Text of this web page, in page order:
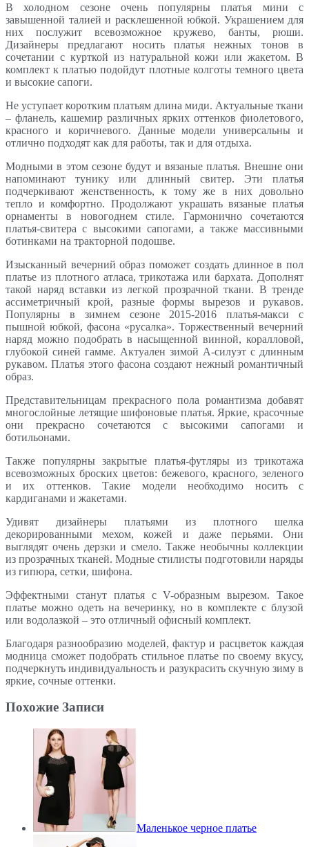
В холодном сезоне очень популярны платья мини с
завышенной талией и расклешенной юбкой. Украшением для
них послужит всевозможное кружево, банты, рюши.
Дизайнеры предлагают носить платья нежных тонов в
сочетании с курткой из натуральной кожи или жакетом. В
комплект к платью подойдут плотные колготы темного цвета
и высокие сапоги.
Не уступает коротким платьям длина миди. Актуальные ткани
– фланель, кашемир различных ярких оттенков фиолетового,
красного и коричневого. Данные модели универсальны и
отлично подходят как для работы, так и для отдыха.
Модными в этом сезоне будут и вязаные платья. Внешне они
напоминают тунику или длинный свитер. Эти платья
подчеркивают женственность, к тому же в них довольно
тепло и комфортно. Продолжают украшать вязаные платья
орнаменты в новогоднем стиле. Гармонично сочетаются
платья-свитера с высокими сапогами, а также массивными
ботинками на тракторной подошве.
Изысканный вечерний образ поможет создать длинное в пол
платье из плотного атласа, трикотажа или бархата. Дополнят
такой наряд вставки из легкой прозрачной ткани. В тренде
ассиметричный крой, разные формы вырезов и рукавов.
Популярны в зимнем сезоне 2015-2016 платья-макси с
пышной юбкой, фасона «русалка». Торжественный вечерний
наряд можно подобрать в насыщенной винной, коралловой,
глубокой синей гамме. Актуален зимой А-силуэт с длинным
рукавом. Платья этого фасона создают нежный романтичный
образ.
Представительницам прекрасного пола романтизма добавят
многослойные летящие шифоновые платья. Яркие, красочные
они прекрасно сочетаются с высокими сапогами и
ботильонами.
Также популярны закрытые платья-футляры из трикотажа
всевозможных броских цветов: бежевого, красного, зеленого
и их оттенков. Такие модели необходимо носить с
кардиганами и жакетами.
Удивят дизайнеры платьями из плотного шелка
декорированными мехом, кожей и даже перьями. Они
выглядят очень дерзки и смело. Также необычны коллекции
из прозрачных тканей. Модные стилисты подготовили наряды
из гипюра, сетки, шифона.
Эффектными станут платья с V-образным вырезом. Такое
платье можно одеть на вечеринку, но в комплекте с блузой
или водолазкой – это отличный офисный комплект.
Благодаря разнообразию моделей, фактур и расцветок каждая
модница сможет подобрать стильное платье по своему вкусу,
подчеркнуть индивидуальность и разукрасить скучную зиму в
яркие, сочные оттенки.
Похожие Записи
Маленькое черное платье